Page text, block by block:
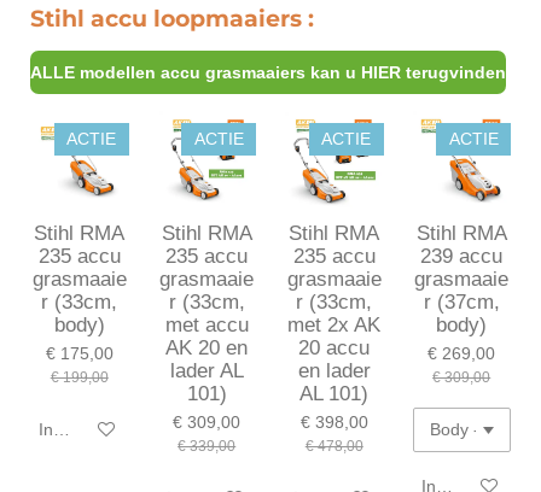
Stihl accu loopmaaiers :
ALLE modellen accu grasmaaiers kan u HIER terugvinden
ACTIE
Stihl RMA
235 accu
grasmaaie
r (33cm,
body)
€ 175,00
€ 199,00
In winkelwagen
ACTIE
Stihl RMA
235 accu
grasmaaie
r (33cm,
met accu
AK 20 en
lader AL
101)
€ 309,00
€ 339,00
ACTIE
Stihl RMA
235 accu
grasmaaie
r (33cm,
met 2x AK
20 accu
en lader
AL 101)
€ 398,00
€ 478,00
ACTIE
Stihl RMA
239 accu
grasmaaie
r (37cm,
body)
€ 269,00
€ 309,00
In winkelwagen